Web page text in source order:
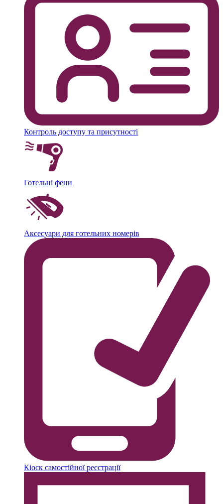
Контроль доступу та присутності
Готельні фени
Аксесуари для готельних номерів
Кіоск самостійної реєстрації